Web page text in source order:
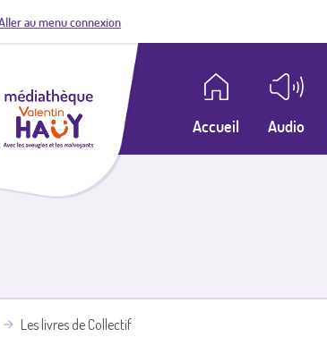
au menu connexion
Accueil Audio
Les livres de Collectif